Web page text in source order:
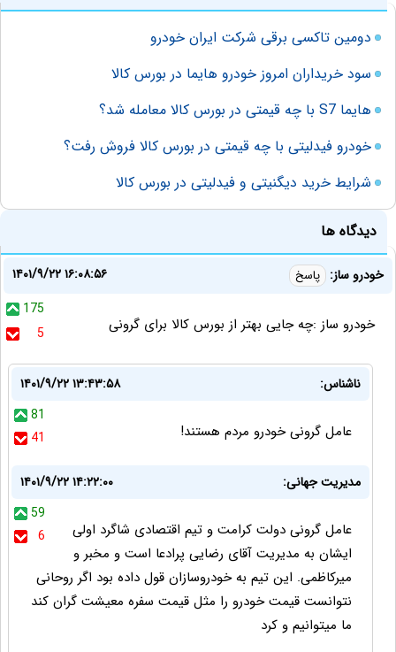
دومین تاکسی برقی شرکت ایران خودرو
سود خریداران امروز خودرو هایما در بورس کالا
هایما S7 با چه قیمتی در بورس کالا معامله شد؟
خودرو فیدلیتی با چه قیمتی در بورس کالا فروش رفت؟
شرایط خرید دیگنیتی و فیدلیتی در بورس کالا
دیدگاه ها
خودرو ساز: پاسخ
۱۴۰۱/۹/۲۲ ۱۶:۰۸:۵۶
175
5
خودرو ساز :چه جایی بهتر از بورس کالا برای گرونی
ناشناس:
۱۴۰۱/۹/۲۲ ۱۳:۴۳:۵۸
81
41
عامل گرونی خودرو مردم هستند!
مدیریت جهانی:
۱۴۰۱/۹/۲۲ ۱۴:۲۲:۰۰
59
6
عامل گرونی دولت کرامت و تیم اقتصادی شاگرد اولی
ایشان به مدیریت آقای رضایی پرادعا است و مخبر و
میرکاظمی. این تیم به خودروسازان قول داده بود اگر روحانی
نتوانست قیمت خودرو را مثل قیمت سفره معیشت گران کند
ما میتوانیم و کرد